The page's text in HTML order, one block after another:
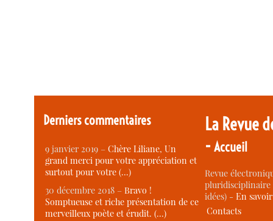
Derniers commentaires
9 janvier 2019 –Chère Liliane, Un
grand merci pour votre appréciation et
surtout pour votre (…)
30 décembre 2018 –Bravo !
Somptueuse et riche présentation de ce
merveilleux poète et érudit. (…)
La Revue
-Accueil
Revue
idées) -En
Contacts